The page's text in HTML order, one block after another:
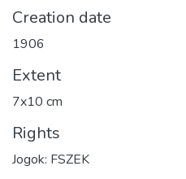
Creation date
1906
Extent
7x10 cm
Rights
Jogok: FSZEK